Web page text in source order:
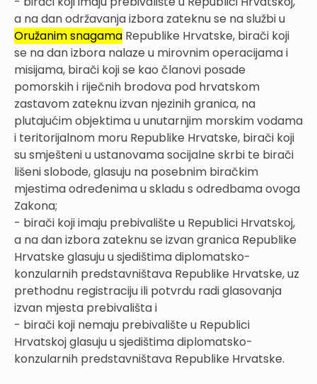
a na dan održavanja izbora zateknu se na službi u
Oružanim snagama Republike Hrvatske, birači koji
se na dan izbora nalaze u mirovnim operacijama i
misijama, birači koji se kao članovi posade
pomorskih i riječnih brodova pod hrvatskom
zastavom zateknu izvan njezinih granica, na
plutajućim objektima u unutarnjim morskim vodama
i teritorijalnom moru Republike Hrvatske, birači koji
su smješteni u ustanovama socijalne skrbi te birači
lišeni slobode, glasuju na posebnim biračkim
mjestima određenima u skladu s odredbama ovoga
Zakona;
- birači koji imaju prebivalište u Republici Hrvatskoj,
a na dan izbora zateknu se izvan granica Republike
Hrvatske glasuju u sjedištima diplomatsko-
konzularnih predstavništava Republike Hrvatske, uz
prethodnu registraciju ili potvrdu radi glasovanja
izvan mjesta prebivališta i
- birači koji nemaju prebivalište u Republici
Hrvatskoj glasuju u sjedištima diplomatsko-
konzularnih predstavništava Republike Hrvatske.